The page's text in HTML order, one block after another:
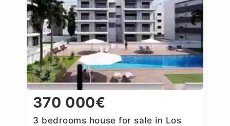
370 000€
3 bedrooms house for sale in Los